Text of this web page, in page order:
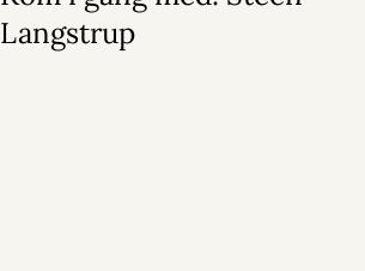
Langstrup